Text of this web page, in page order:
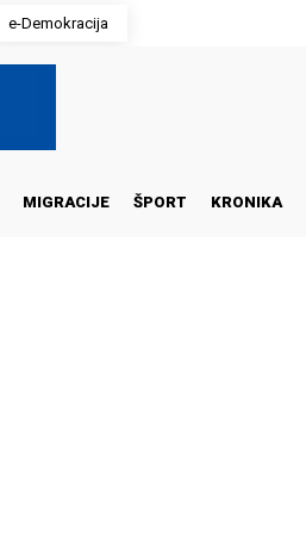
e-Demokracija
MIGRACIJE ŠPORT KRONIKA